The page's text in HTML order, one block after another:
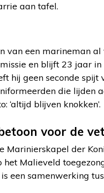
aan tafel.
van een marineman
en blijft 23 jaar in
hij geen seconde
die lijden
‘altijd blijven knokken’.
voor de
Marinierskapel der
het Malieveld
een samenwerking